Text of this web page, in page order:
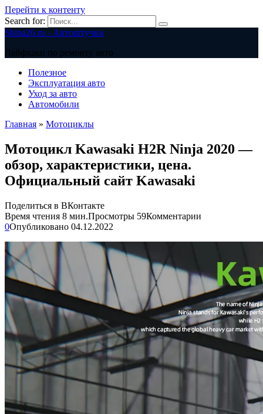
Перейти к контенту
Search for:
Shina26.ru - Автоштучки
Лайфхаки по ремонту авто
Полезное
Эксплуатация авто
Уход за авто
Автомобили
Главная » Мотоциклы
Мотоцикл Kawasaki H2R Ninja 2020 —
обзор, характеристики, цена.
Официальный сайт Kawasaki
Поделиться в ВКонтакте
Время чтения 8 мин.Просмотры 59Комментарии
0Опубликовано 04.12.2022